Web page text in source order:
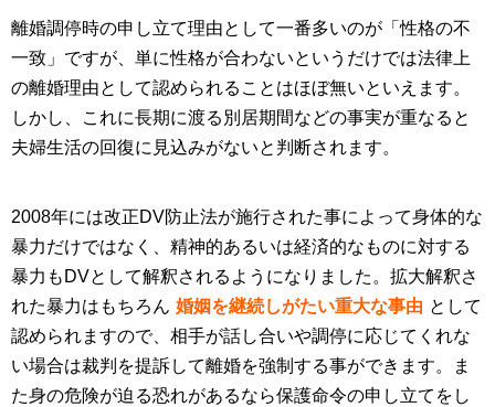
離婚調停時の申し立て理由として一番多いのが「性格の不
一致」ですが、単に性格が合わないというだけでは法律上
の離婚理由として認められることはほぼ無いといえます。
しかし、これに長期に渡る別居期間などの事実が重なると
夫婦生活の回復に見込みがないと判断されます。
2008年には改正DV防止法が施行された事によって身体的な
暴力だけではなく、精神的あるいは経済的なものに対する
暴力もDVとして解釈されるようになりました。拡大解釈さ
れた暴力はもちろん 婚姻を継続しがたい重大な事由 として
認められますので、相手が話し合いや調停に応じてくれな
い場合は裁判を提訴して離婚を強制する事ができます。ま
た身の危険が迫る恐れがあるなら保護命令の申し立てをし